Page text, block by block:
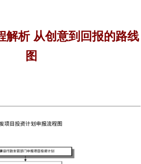
解析 从创意到回报的路线
图